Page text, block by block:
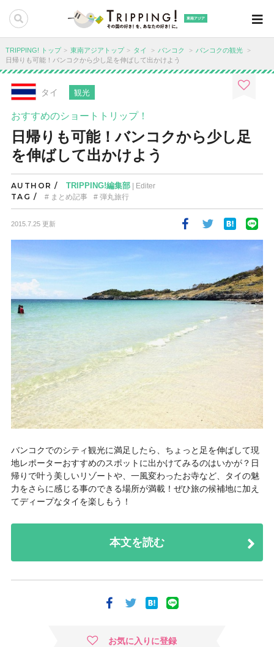
東南アジア
TRIPPING! トップ 東南アジアトップ タイ バンコク
バンコクの観光
日帰りも可能！バンコクから少し足を伸ばして出かけよう
タイ 観光
おすすめのショートトリップ！
日帰りも可能！バンコクから少し足
を伸ばして出かけよう
AUTHOR / TRIPPING!編集部| Editer
TAG / まとめ記事 弾丸旅行
2015.7.25 更新
バンコクでのシティ観光に満足したら、ちょっと足を伸ばして現
地レポーターおすすめのスポットに出かけてみるのはいかが？日
帰りで叶う美しいリゾートや、一風変わったお寺など、タイの魅
力をさらに感じる事のできる場所が満載！ぜひ旅の候補地に加え
てディープなタイを楽しもう！
本文を読む
お気に入りに登録